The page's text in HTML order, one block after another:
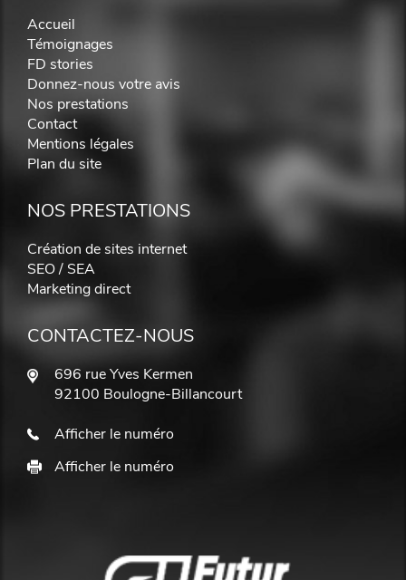
Accueil
Témoignages
FD stories
Donnez-nous votre avis
Nos prestations
Contact
Mentions légales
Plan du site
NOS PRESTATIONS
Création de sites internet
SEO / SEA
Marketing direct
CONTACTEZ-NOUS
696 rue Yves Kermen
92100 Boulogne-Billancourt
Afficher le numéro
Afficher le numéro